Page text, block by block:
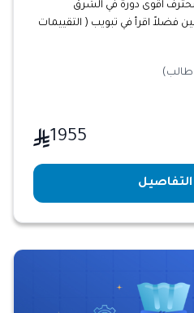
اقوى دورة في الشرق
اقرأ في تبويب ( التقييمات
1955